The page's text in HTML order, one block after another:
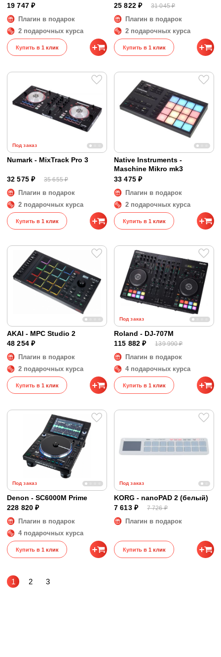
19 747 ₽
Плагин в подарок
2 подарочных курса
Купить в 1 клик
25 822 ₽
31 045 ₽
Плагин в подарок
2 подарочных курса
Купить в 1 клик
Под заказ
Numark - MixTrack Pro 3
32 575 ₽ 35 655 ₽
Плагин в подарок
2 подарочных курса
Купить в 1 клик
Native Instruments -
Maschine Mikro mk3
33 475 ₽
Плагин в подарок
2 подарочных курса
Купить в 1 клик
AKAI - MPC Studio 2
48 254 ₽
Плагин в подарок
2 подарочных курса
Купить в 1 клик
Под заказ
Roland - DJ-707M
115 882 ₽
139 990 ₽
Плагин в подарок
4 подарочных курса
Купить в 1 клик
Под заказ
Denon - SC6000M Prime
228 820 ₽
Плагин в подарок
4 подарочных курса
Купить в 1 клик
Под заказ
KORG - nanoPAD 2 (белый)
7 613 ₽
7 726 ₽
Плагин в подарок
Купить в 1 клик
1 2 3